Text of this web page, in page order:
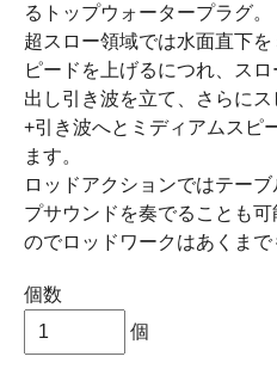
るトップウォータープラグ。
超スロー領域では水面直下
ピードを上げるにつれ、ス
出し引き波を立て、さらに
+引き波へとミディアムスピ
ます。
ロッドアクションではテー
プサウンドを奏でることも
のでロッドワークはあくまで
個数
個